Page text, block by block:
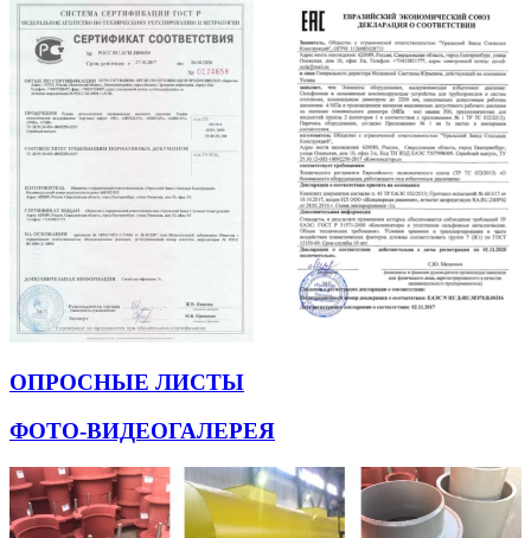
ОПРОСНЫЕ ЛИСТЫ
ФОТО-ВИДЕОГАЛЕРЕЯ